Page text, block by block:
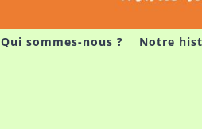
Qui sommes-nous ? Notre